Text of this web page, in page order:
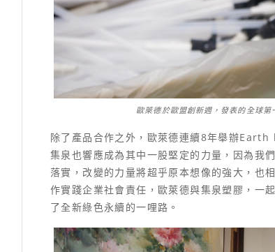
歐萊德於歐盟創新週，發表的全球
除了產品合作之外，歐萊德連續8年舉辦
集泉也響應成為其中一股堅定的力量，因為我
落實，改變的力量將超乎原本想像的強大，也
作實踐企業社會責任，歐萊德與集泉塑膠，一
了全新綠色永續的一哩路。